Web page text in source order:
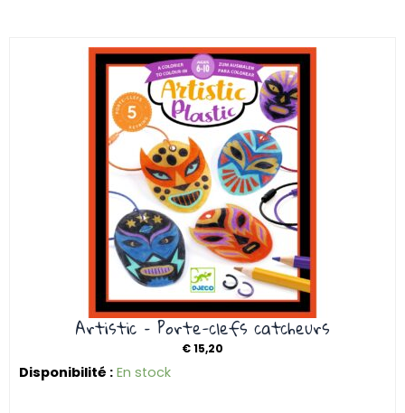
Artistic – Porte-clefs catcheurs
€15,20
Disponibilité : En stock